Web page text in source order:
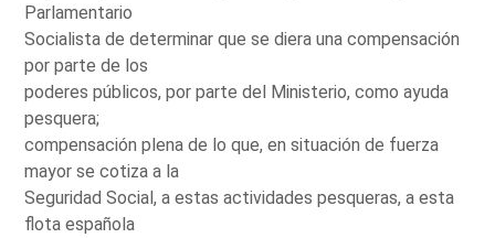
Parlamentario
Socialista de determinar que se diera una compensación
por parte de los
poderes públicos, por parte del Ministerio, como ayuda
pesquera;
compensación plena de lo que, en situación de fuerza
mayor se cotiza a la
Seguridad Social, a estas actividades pesqueras, a esta
flota española